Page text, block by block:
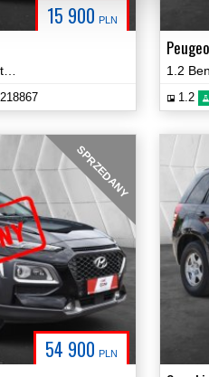
15 900 PLN
218867 1.2
54 900 PLN
SPRZEDANY